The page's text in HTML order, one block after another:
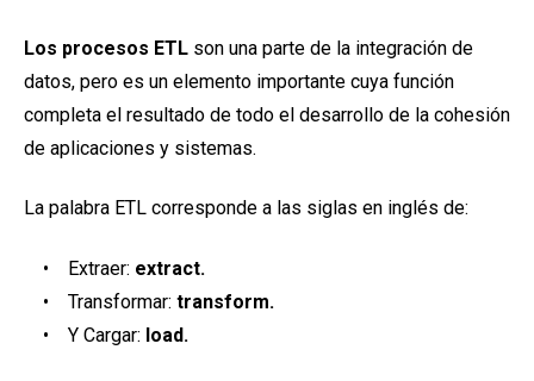
Los procesos ETL son una parte de la integración de
datos, pero es un elemento importante cuya función
completa el resultado de todo el desarrollo de la cohesión
de aplicaciones y sistemas.
La palabra ETL corresponde a las siglas en inglés de:
• Extraer: extract.
• Transformar: transform.
• Y Cargar: load.